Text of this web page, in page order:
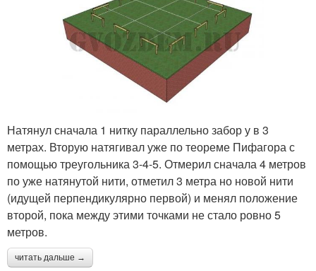
Натянул сначала 1 нитку параллельно забор у в 3
метрах. Вторую натягивал уже по теореме Пифагора с
помощью треугольника 3-4-5. Отмерил сначала 4 метров
по уже натянутой нити, отметил 3 метра но новой нити
(идущей перпендикулярно первой) и менял положение
второй, пока между этими точками не стало ровно 5
метров.
читать дальше →